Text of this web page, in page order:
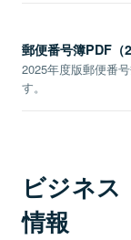
郵便番号簿PDF（
2025年度版郵便番
す。
ビジネ
情報